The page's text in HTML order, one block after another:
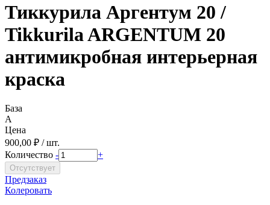
Тиккурила Аргентум 20 /
Tikkurila ARGENTUM 20
антимикробная интерьерная
краска
База
A
Цена
900,00 ₽ / шт.
Количество - +
Предзаказ
Колеровать